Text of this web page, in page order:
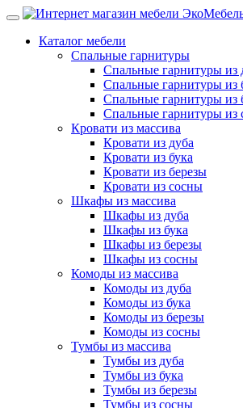
Каталог мебели
Спальные гарнитуры
Спальные гарнитуры из
Спальные гарнитуры из
Спальные гарнитуры из
Спальные гарнитуры из
Кровати из массива
Кровати из дуба
Кровати из бука
Кровати из березы
Кровати из сосны
Шкафы из массива
Шкафы из дуба
Шкафы из бука
Шкафы из березы
Шкафы из сосны
Комоды из массива
Комоды из дуба
Комоды из бука
Комоды из березы
Комоды из сосны
Тумбы из массива
Тумбы из дуба
Тумбы из бука
Тумбы из березы
Тумбы из сосны